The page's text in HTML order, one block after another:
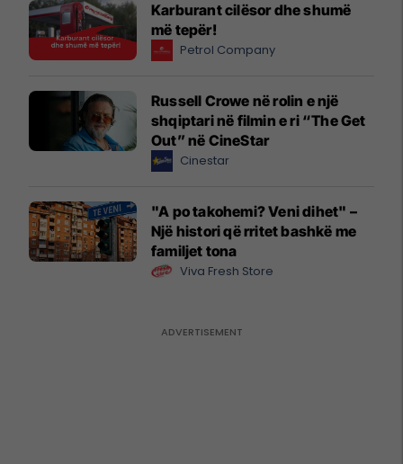
Karburant cilësor dhe shumë
më tepër!
Petrol Company
Russell Crowe në rolin e një
shqiptari në filmin e ri “The Get
Out” në CineStar
Cinestar
"A po takohemi? Veni dihet" –
Një histori që rritet bashkë me
familjet tona
Viva Fresh Store